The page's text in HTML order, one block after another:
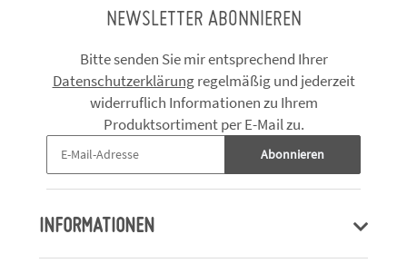
NEWSLETTER ABONNIEREN
Bitte senden Sie mir entsprechend Ihrer
Datenschutzerklärungregelmäßig und jederzeit
widerruflich Informationen zu Ihrem
Produktsortiment per E-Mail zu.
Abonnieren
INFORMATIONEN